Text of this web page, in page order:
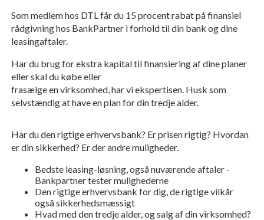
Som medlem hos DTL får du 15 procent rabat på finansiel
rådgivning hos BankPartner i forhold til din bank og dine
leasingaftaler.
Har du brug for ekstra kapital til finansiering af dine planer
eller skal du købe eller
frasælge en virksomhed, har vi ekspertisen. Husk som
selvstændig at have en plan for din tredje alder.
Har du den rigtige erhvervsbank? Er prisen rigtig? Hvordan
er din sikkerhed? Er der andre muligheder.
Bedste leasing-løsning, også nuværende aftaler -
Bankpartner tester mulighederne
Den rigtige erhvervsbank for dig, de rigtige vilkår
også sikkerhedsmæssigt
Hvad med den tredje alder, og salg af din virksomhed?